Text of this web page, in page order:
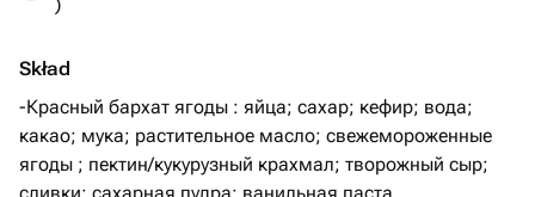
Skład
-Красный бархат ягоды : яйца; сахар; кефир; вода;
какао; мука; растительное масло; свежемороженные
ягоды ; пектин/кукурузный крахмал; творожный сыр;